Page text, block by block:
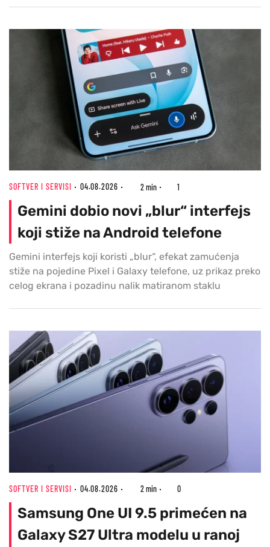
SOFTVER I SERVISI 04.08.2026 2 min 1
Gemini dobio novi „blur“ interfejs
koji stiže na Android telefone
Gemini interfejs koji koristi „blur“, efekat zamućenja
stiže na pojedine Pixel i Galaxy telefone, uz prikaz preko
celog ekrana i pozadinu nalik matiranom staklu
SOFTVER I SERVISI 04.08.2026 2 min 0
Samsung One UI 9.5 primećen na
Galaxy S27 Ultra modelu u ranoj